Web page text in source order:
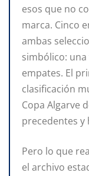
esos que no
marca. Cinco
ambas
simbólico:
empates. El
clasificación
Copa Algarve
precedentes y
Pero lo que
el archivo